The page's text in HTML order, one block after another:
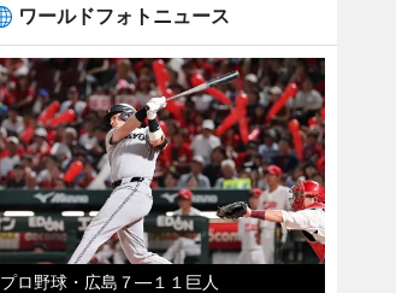
ワールドフォトニュース
プロ野球・広島７―１１巨人